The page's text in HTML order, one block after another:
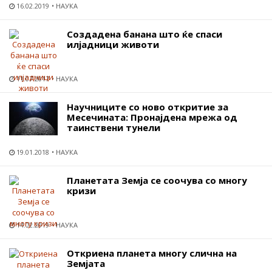
16.02.2019 НАУКА
Создадена банана што ќе спаси
илјадници животи
11.07.2017 НАУКА
Научниците со ново откритие за
Месечината: Пронајдена мрежа од
таинствени тунели
19.01.2018 НАУКА
Планетата Земја се соочува со многу
кризи
14.02.2019 НАУКА
Откриена планета многу слична на
Земјата